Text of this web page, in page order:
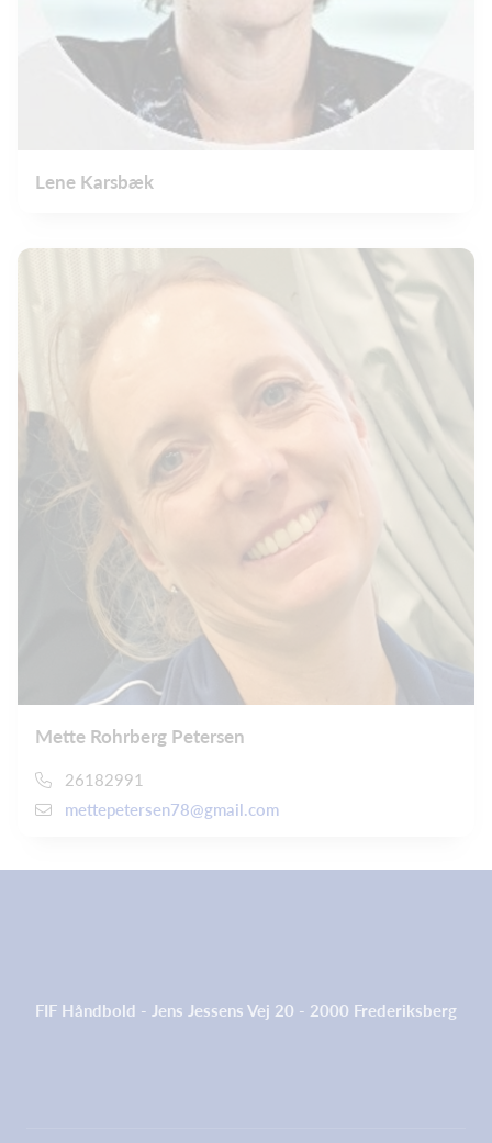
Lene Karsbæk
Mette Rohrberg Petersen
26182991
mettepetersen78@gmail.com
FIF Håndbold - Jens Jessens Vej 20 - 2000 Frederiksberg